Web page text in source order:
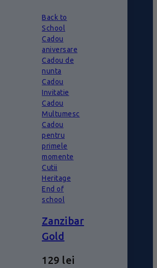
Back to
School
Cadou
aniversare
Cadou de
nunta
Cadou
Invitatie
Cadou
Multumesc
Cadou
pentru
primele
momente
Cutii
Heritage
End of
school
Zanzibar
Gold
129 lei